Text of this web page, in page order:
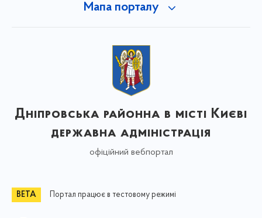
Мапа порталу
Дніпровська районна в місті Києві
державна адміністрація
офіційний вебпортал
Портал працює в тестовому режимі